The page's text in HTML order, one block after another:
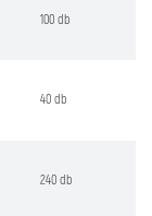
100 db
40 db
240 db